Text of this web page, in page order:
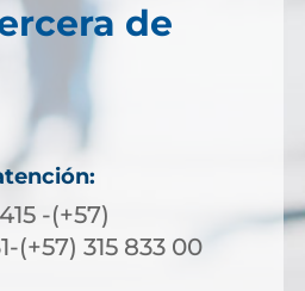
de
-(+57)
(+57) 315 833 00